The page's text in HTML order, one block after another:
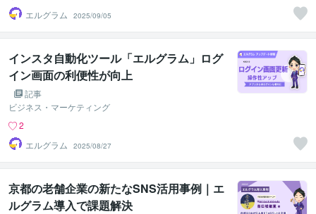
エルグラム
2025/09/05
インスタ自動化ツール「エルグラム」ログ
イン画面の利便性が向上
記事
ビジネス・マーケティング
2
エルグラム
2025/08/27
京都の老舗企業の新たなSNS活用事例｜エ
ルグラム導入で課題解決